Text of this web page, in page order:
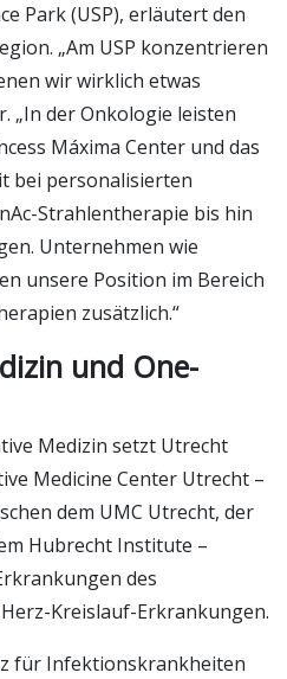
Park (USP), erläutert den
„Am USP konzentrieren
wir wirklich etwas
„In der Onkologie leisten
Máxima Center und das
bei personalisierten
Strahlentherapie bis hin
Unternehmen wie
unsere Position im Bereich
zusätzlich.“
und One-
Medizin setzt Utrecht
Medicine Center Utrecht –
dem UMC Utrecht, der
Hubrecht Institute –
des
Kreislauf-Erkrankungen.
für Infektionskrankheiten